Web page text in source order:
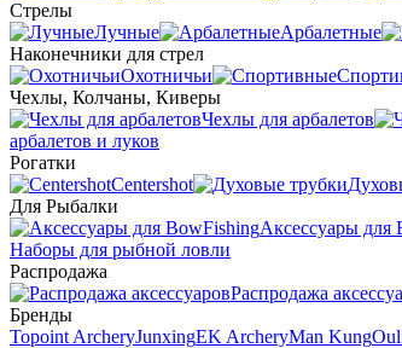
Стрелы
Лучные
Арбалетные
Наконечники для стрел
Охотничьи
Чехлы, Колчаны, Киверы
Чехлы для арбалетов
арбалетов и луков
Рогатки
Centershot
Для Рыбалки
Аксессуары для
Наборы для рыбной ловли
Распродажа
Распродажа
Бренды
Topoint ArcheryJunxingEK ArcheryMan Kung